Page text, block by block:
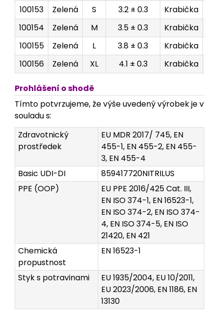
100153
Zelená S 3.2 ± 0.3 Krabička
100154
Zelená M 3.5 ± 0.3 Krabička
100155
Zelená L 3.8 ± 0.3 Krabička
100156
Zelená XL 4.1 ± 0.3 Krabička
Prohlášení o shodě
Tímto potvrzujeme, že výše uvedený výrobek je v
souladu s:
Zdravotnický
prostředek
EU MDR 2017/ 745, EN
455-1, EN 455-2, EN 455-
3, EN 455-4
Basic UDI-DI
859417720NITRILUS
PPE (OOP)
EU PPE 2016/425 Cat. III,
EN ISO 374-1, EN 16523-1,
EN ISO 374-2, EN ISO 374-
4, EN ISO 374-5, EN ISO
21420, EN 421
Chemická
propustnost
EN 16523-1
Styk s potravinami
EU 1935/2004, EU 10/2011,
EU 2023/2006, EN 1186, EN
13130